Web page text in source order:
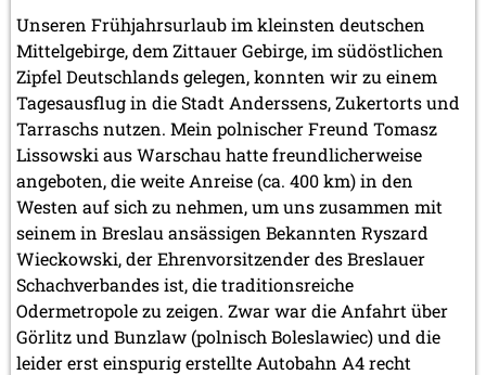
Unseren Frühjahrsurlaub im kleinsten deutschen
Mittelgebirge, dem Zittauer Gebirge, im südöstlichen
Zipfel Deutschlands gelegen, konnten wir zu einem
Tagesausflug in die Stadt Anderssens, Zukertorts und
Tarraschs nutzen. Mein polnischer Freund Tomasz
Lissowski aus Warschau hatte freundlicherweise
angeboten, die weite Anreise (ca. 400 km) in den
Westen auf sich zu nehmen, um uns zusammen mit
seinem in Breslau ansässigen Bekannten Ryszard
Wieckowski, der Ehrenvorsitzender des Breslauer
Schachverbandes ist, die traditionsreiche
Odermetropole zu zeigen. Zwar war die Anfahrt über
Görlitz und Bunzlaw (polnisch Boleslawiec) und die
leider erst einspurig erstellte Autobahn A4 recht